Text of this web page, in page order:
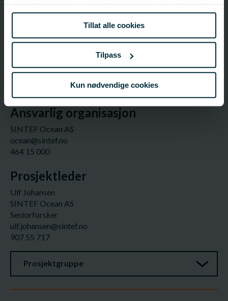
informasjonskapsler ved å bruke nettstedet vårt.
Tillat alle cookies
Tilpass
Kun nødvendige cookies
FHF-ansvarlig
Hans Petter Næs
95 23 66 84
Ansvarlig organisasjon
SINTEF Ocean AS
ocean@sintef.no
464 15 000
Prosjektleder
Ulf Johansen
SINTEF Ocean AS
Seniorforsker
ulf.johansen@sintef.no
907 55 717
Prosjektgruppe